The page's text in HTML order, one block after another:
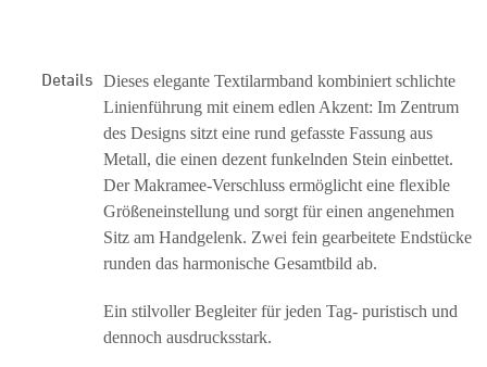
Details Dieses elegante Textilarmband kombiniert schlichte
Linienführung mit einem edlen Akzent: Im Zentrum
des Designs sitzt eine rund gefasste Fassung aus
Metall, die einen dezent funkelnden Stein einbettet.
Der Makramee-Verschluss ermöglicht eine flexible
Größeneinstellung und sorgt für einen angenehmen
Sitz am Handgelenk. Zwei fein gearbeitete Endstücke
runden das harmonische Gesamtbild ab.
Ein stilvoller Begleiter für jeden Tag- puristisch und
dennoch ausdrucksstark.